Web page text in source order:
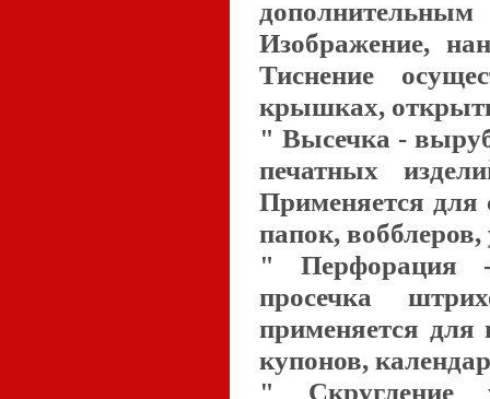
Изображение,
Тиснение
крышках,
" Высечка -
печатных
Применяется для
папок,
" Перфорация -
просечка
применяется для
купонов,
" Скругление